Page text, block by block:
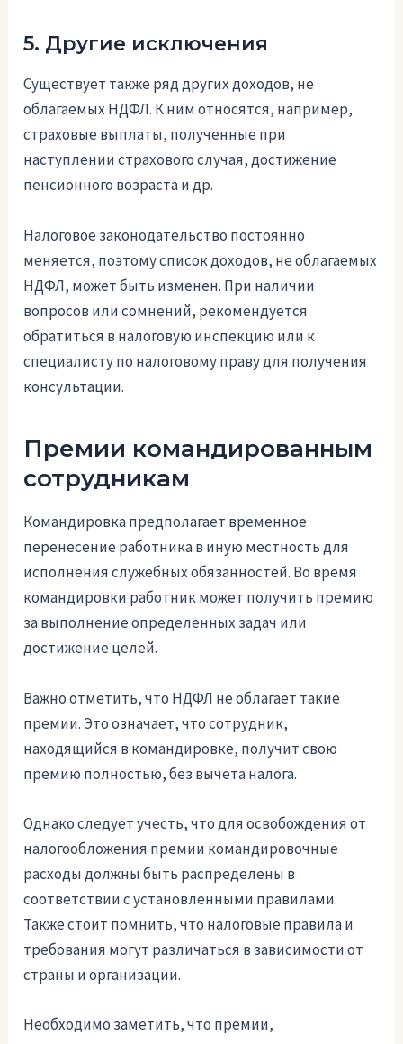
5. Другие исключения
Существует также ряд других доходов, не
облагаемых НДФЛ. К ним относятся, например,
страховые выплаты, полученные при
наступлении страхового случая, достижение
пенсионного возраста и др.
Налоговое законодательство постоянно
меняется, поэтому список доходов, не облагаемых
НДФЛ, может быть изменен. При наличии
вопросов или сомнений, рекомендуется
обратиться в налоговую инспекцию или к
специалисту по налоговому праву для получения
консультации.
Премии командированным
сотрудникам
Командировка предполагает временное
перенесение работника в иную местность для
исполнения служебных обязанностей. Во время
командировки работник может получить премию
за выполнение определенных задач или
достижение целей.
Важно отметить, что НДФЛ не облагает такие
премии. Это означает, что сотрудник,
находящийся в командировке, получит свою
премию полностью, без вычета налога.
Однако следует учесть, что для освобождения от
налогообложения премии командировочные
расходы должны быть распределены в
соответствии с установленными правилами.
Также стоит помнить, что налоговые правила и
требования могут различаться в зависимости от
страны и организации.
Необходимо заметить, что премии,